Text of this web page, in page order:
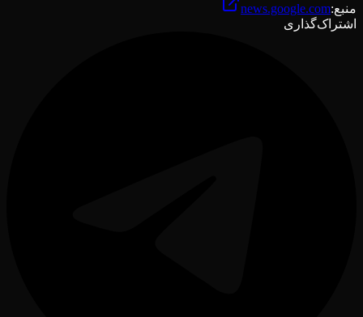
منبع:
news.google.com
اشتراک‌گذاری